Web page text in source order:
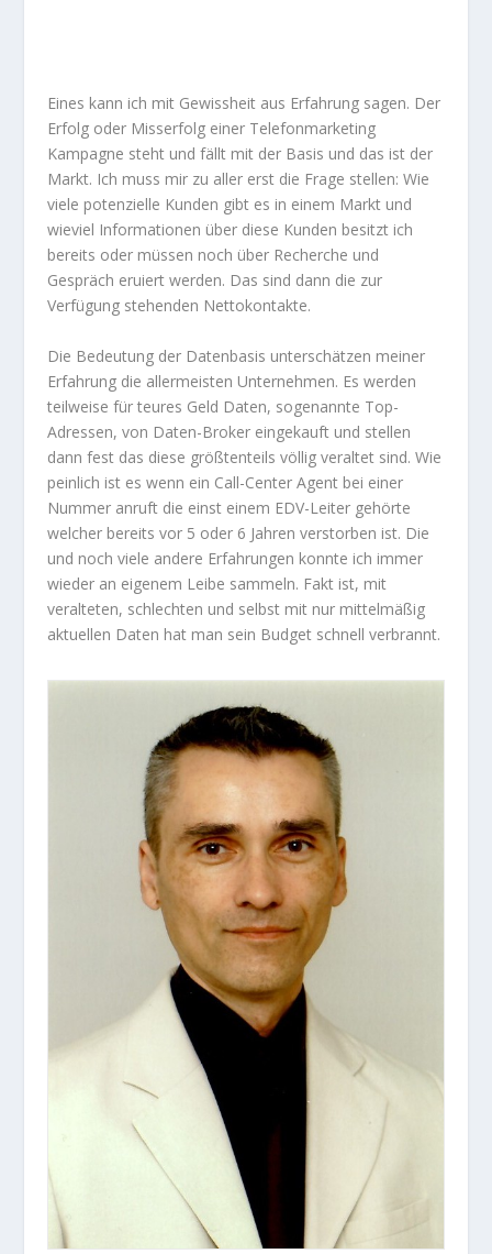
Eines kann ich mit Gewissheit aus Erfahrung sagen. Der
Erfolg oder Misserfolg einer Telefonmarketing
Kampagne steht und fällt mit der Basis und das ist der
Markt. Ich muss mir zu aller erst die Frage stellen: Wie
viele potenzielle Kunden gibt es in einem Markt und
wieviel Informationen über diese Kunden besitzt ich
bereits oder müssen noch über Recherche und
Gespräch eruiert werden. Das sind dann die zur
Verfügung stehenden Nettokontakte.
Die Bedeutung der Datenbasis unterschätzen meiner
Erfahrung die allermeisten Unternehmen. Es werden
teilweise für teures Geld Daten, sogenannte Top-
Adressen, von Daten-Broker eingekauft und stellen
dann fest das diese größtenteils völlig veraltet sind. Wie
peinlich ist es wenn ein Call-Center Agent bei einer
Nummer anruft die einst einem EDV-Leiter gehörte
welcher bereits vor 5 oder 6 Jahren verstorben ist. Die
und noch viele andere Erfahrungen konnte ich immer
wieder an eigenem Leibe sammeln. Fakt ist, mit
veralteten, schlechten und selbst mit nur mittelmäßig
aktuellen Daten hat man sein Budget schnell verbrannt.